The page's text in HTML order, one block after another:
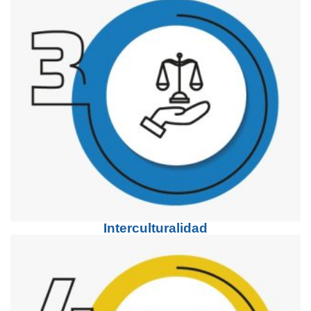
Interculturalidad